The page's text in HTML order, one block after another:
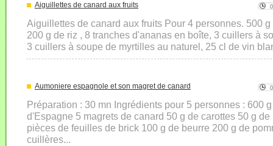
Aiguillettes de canard aux fruits
Aiguillettes de canard aux fruits Pour 4 personnes. 500
200 g de riz , 8 tranches d'ananas en boîte, 3 cuillers à
3 cuillers à soupe de myrtilles au naturel, 25 cl de vin
Aumoniere espagnole et son magret de canard
Préparation : 30 mn Ingrédients pour 5 personnes : 600
d'Espagne 5 magrets de canard 50 g de carottes 50 g
pièces de feuilles de brick 100 g de beurre 200 g de
cuillères...